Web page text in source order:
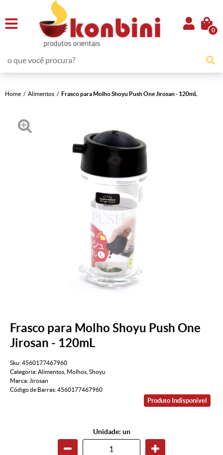
0
Home Alimentos Frasco para Molho Shoyu Push One Jirosan - 120mL
Frasco para Molho Shoyu Push One
Jirosan - 120mL
Sku:4560177467960
Categoria:Alimentos Molhos Shoyu
Marca: Jirosan
Código de Barras:4560177467960
Produto Indisponível
Unidade: un